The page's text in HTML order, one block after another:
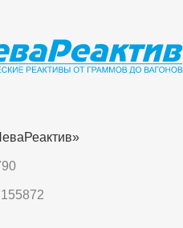
н
эфир